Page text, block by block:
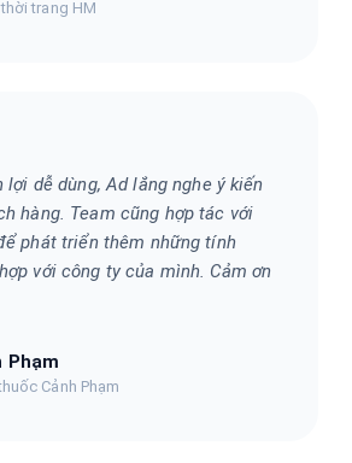
trang HM
lợi dễ dùng, Ad lắng nghe ý kiến
hàng. Team cũng hợp tác với
phát triển thêm những tính
với công ty của mình. Cảm ơn
Phạm
Cảnh Phạm